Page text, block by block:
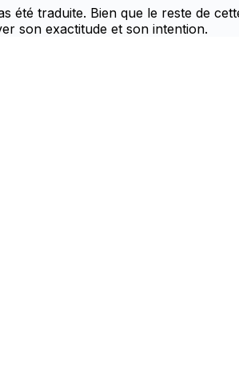
été traduite. Bien que le reste de
son exactitude et son intention.